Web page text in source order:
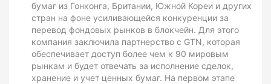
бумаг из Гонконга, Британии, Южной Кореи и других
стран на фоне усиливающейся конкуренции за
перевод фондовых рынков в блокчейн. Для этого
компания заключила партнерство с GTN, которая
обеспечивает доступ более чем к 90 мировым
рынкам и будет отвечать за исполнение сделок,
хранение и учет ценных бумаг. На первом этапе